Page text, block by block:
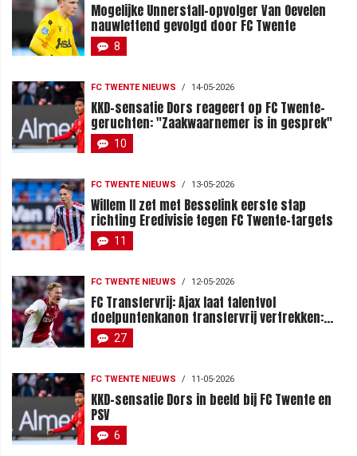
Mogelijke Unnerstall-opvolger Van Oevelen
nauwlettend gevolgd door FC Twente
8
FC TWENTE NIEUWS / 14-05-2026
KKD-sensatie Dors reageert op FC Twente-
geruchten: "Zaakwaarnemer is in gesprek"
10
FC TWENTE NIEUWS / 13-05-2026
Willem II zet met Besselink eerste stap
richting Eredivisie tegen FC Twente-targets
11
FC TWENTE NIEUWS / 12-05-2026
FC Transfervrij: Ajax laat talentvol
doelpuntenkanon transfervrij vertrekken:
moet Ten Hag toeslaan?
27
FC TWENTE NIEUWS / 11-05-2026
KKD-sensatie Dors in beeld bij FC Twente en
PSV
6